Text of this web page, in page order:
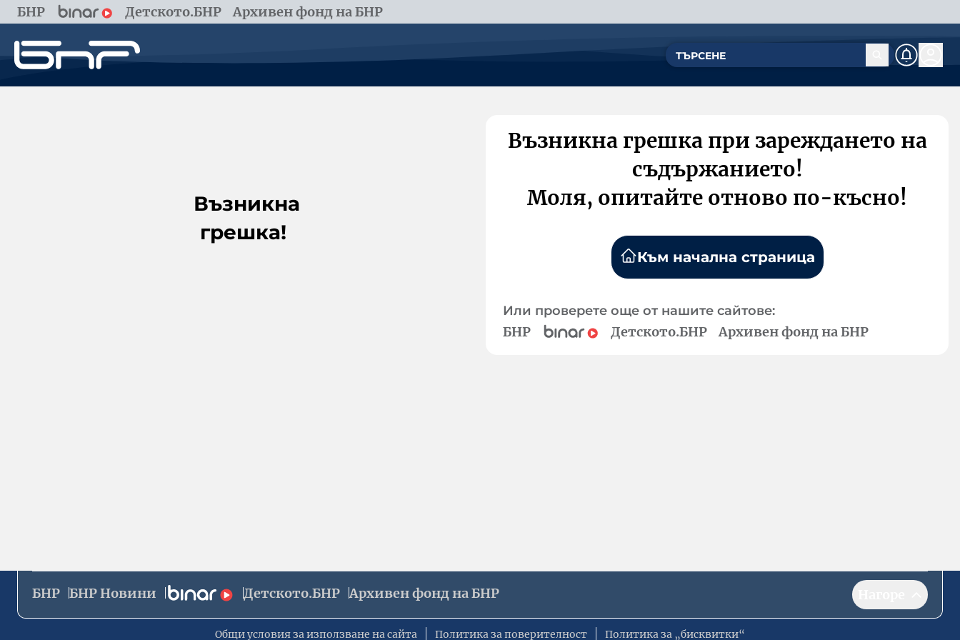
БНР Детското.БНР Архивен фонд на БНР
Възникна
грешка!
Възникна грешка при зареждането на
съдържанието!
Моля, опитайте отново по-късно!
Към начална страница
Или проверете още от нашите сайтове:
БНР Детското.БНР Архивен фонд на БНР
БНР БНР Новини Детското.БНР Архивен фонд на БНР
Общи условия за използване на сайта Политика за поверителност Политика за „бисквитки“